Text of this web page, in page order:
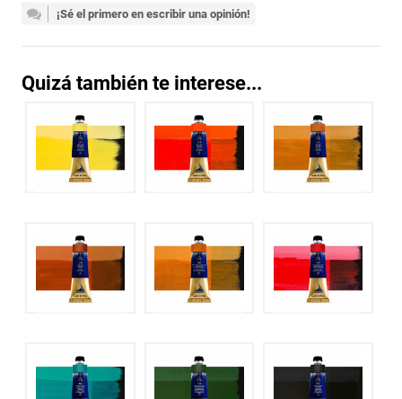
¡Sé el primero en escribir una opinión!
Quizá también te interese...